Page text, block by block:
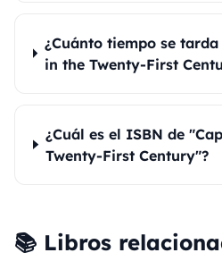
¿Cuánto tiempo se
in the Twenty-First
¿Cuál es el ISBN de
Twenty-First Century"?
📚 Libros